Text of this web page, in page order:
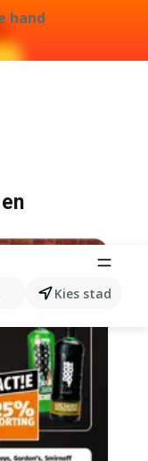
hand
producten...
Kies stad